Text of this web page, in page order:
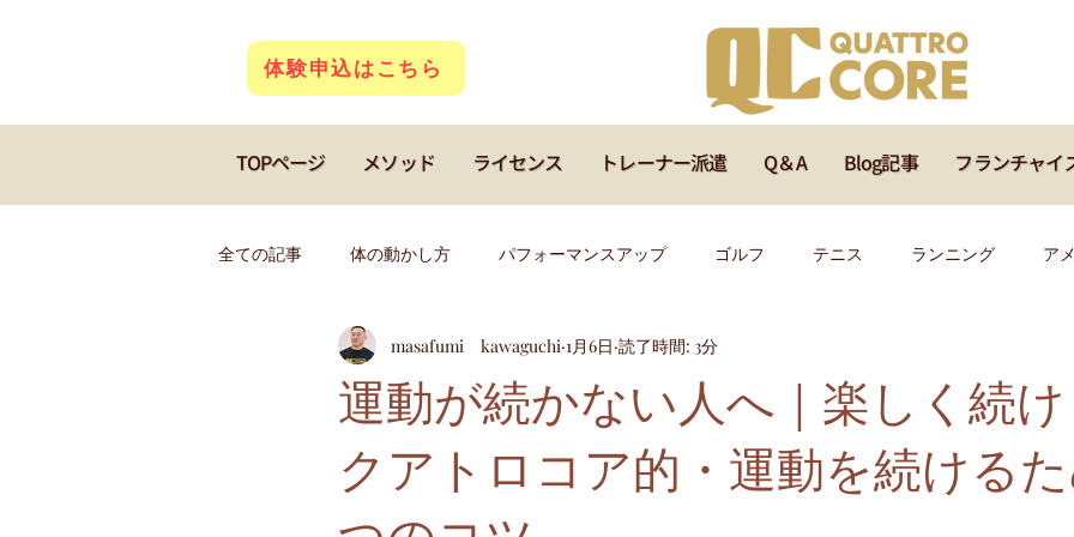
体験申込はこちら
TOPページ メソッド ライセンス トレーナー派遣 Q＆A Blog記事 フランチャイ
全ての記事 体の動かし方 パフォーマンスアップ ゴルフ テニス ランニング ア
クアトロコア キッズ メディカル
福岡 マインド オンラインセミナー
運動が続かない人へ｜楽しく続
クアトロコア的・運動を続ける
masafumi kawaguchi 1月6日 読了時間: 3分